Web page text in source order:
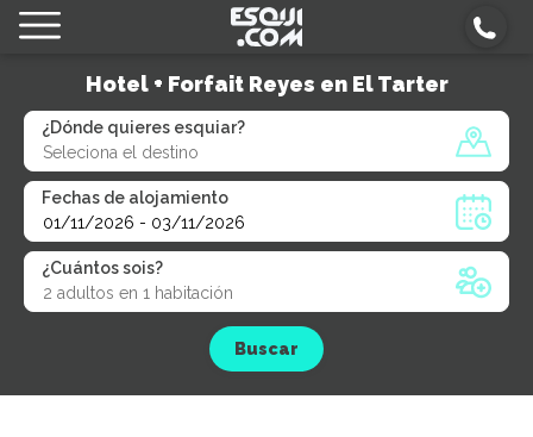
Hotel + Forfait Reyes en El Tarter
¿Dónde quieres esquiar?
Fechas de alojamiento
¿Cuántos sois?
Buscar